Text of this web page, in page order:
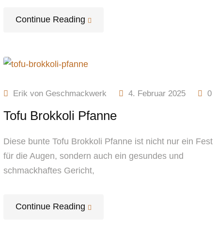
Continue Reading
Erik von Geschmackwerk 4. Februar 2025 0
Tofu Brokkoli Pfanne
Diese bunte Tofu Brokkoli Pfanne ist nicht nur ein Fest
für die Augen, sondern auch ein gesundes und
schmackhaftes Gericht,
Continue Reading